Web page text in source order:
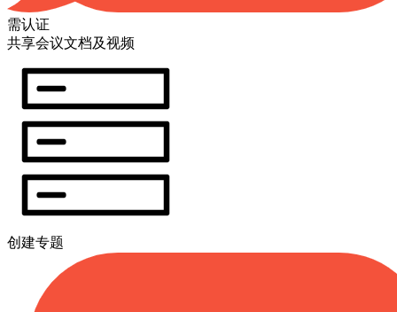
需认证
共享会议文档及视频
创建专题